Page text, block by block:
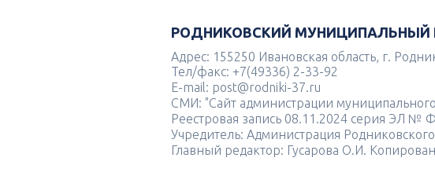
РОДНИКОВСКИЙ МУНИЦИПАЛЬНЫЙ
Адрес: 155250 Ивановская область, г.
Тел/факс: +7(49336) 2-33-92
E-mail: post@rodniki-37.ru
СМИ: "Сайт администрации
Реестровая запись 08.11.2024 серия ЭЛ №
Учредитель: Администрация
Главный редактор: Гусарова О.И.